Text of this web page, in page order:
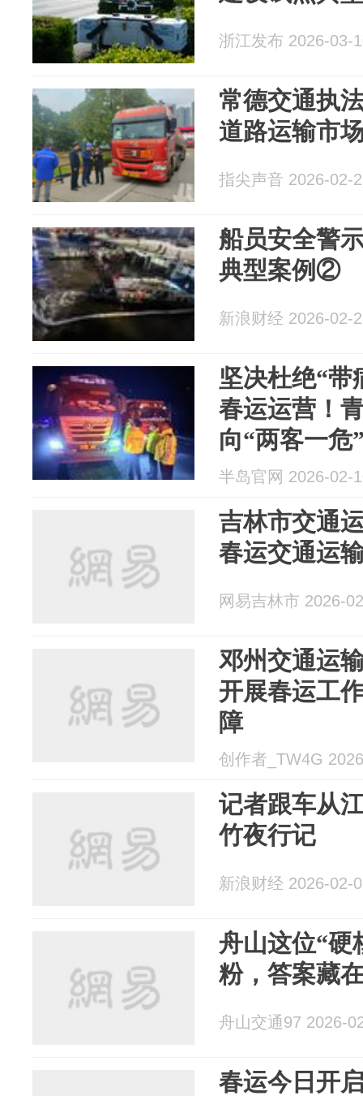
浙江发布 2026-03-
常德交通执
道路运输市
指尖声音 2026-02-
船员安全警
典型案例②
新浪财经 2026-02-
坚决杜绝“带
春运运营！
向“两客一危
半岛官网 2026-02-
吉林市交通
春运交通运
网易吉林市 2026-
邓州交通运
开展春运工
障
创作者_TW4G
记者跟车从
竹夜行记
新浪财经 2026-02-
舟山这位“硬
粉，答案藏
舟山交通97 2026-
春运今日开